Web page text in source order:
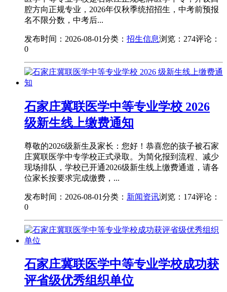
腔方向正规专业，2026年仅秋季统招招生，中考前预报
名不限分数，中考后...
发布时间：2026-08-01分类： 招生信息浏览：274评论：
0
石家庄冀联医学中等专业学校 2026
级新生线上缴费通知
尊敬的2026级新生及家长：您好！恭喜您的孩子被石家
庄冀联医学中专学校正式录取。为简化报到流程、减少
现场排队，学校已开通2026级新生线上缴费通道，请各
位家长按要求完成缴费，...
发布时间：2026-08-01分类： 新闻资讯浏览：174评论：
0
石家庄冀联医学中等专业学校成功获
评省级优秀组织单位